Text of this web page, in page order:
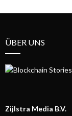
ÜBER UNS
Zijlstra Media B.V.